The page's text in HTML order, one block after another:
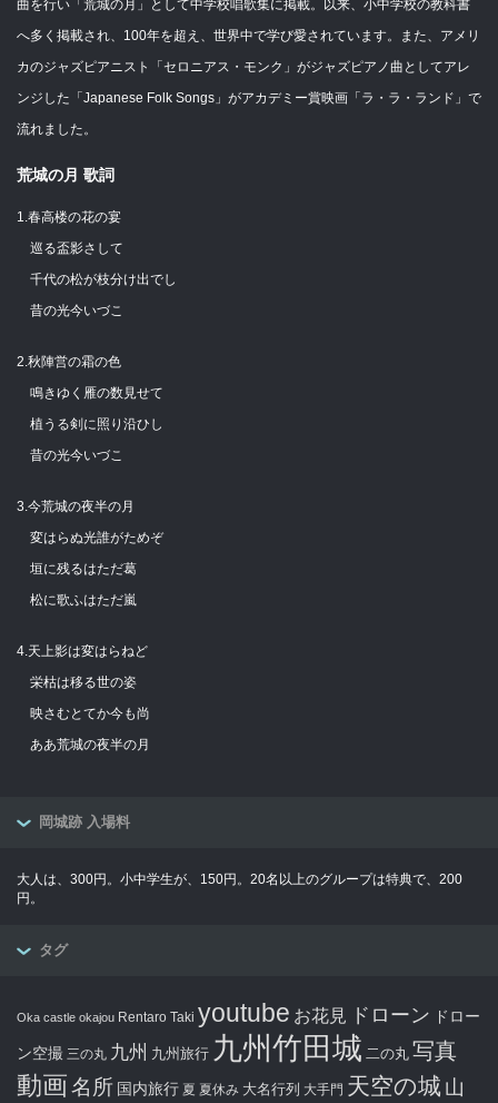
曲を行い「荒城の月」として中学校唱歌集に掲載。以来、小中学校の教科書
へ多く掲載され、100年を超え、世界中で学び愛されています。また、アメリ
カのジャズピアニスト「セロニアス・モンク」がジャズピアノ曲としてアレ
ンジした「Japanese Folk Songs」がアカデミー賞映画「ラ・ラ・ランド」で
流れました。
荒城の月 歌詞
1.春高楼の花の宴
巡る盃影さして
千代の松が枝分け出でし
昔の光今いづこ
2.秋陣営の霜の色
鳴きゆく雁の数見せて
植うる剣に照り沿ひし
昔の光今いづこ
3.今荒城の夜半の月
変はらぬ光誰がためぞ
垣に残るはただ葛
松に歌ふはただ嵐
4.天上影は変はらねど
栄枯は移る世の姿
映さむとてか今も尚
ああ荒城の夜半の月
岡城跡 入場料
大人は、300円。小中学生が、150円。20名以上のグループは特典で、200
円。
タグ
Oka castle okajou Rentaro Taki youtube お花見 ドローン ドロー
ン空撮 三の丸 九州 九州旅行 九州竹田城 二の丸 写真
動画名所 国内旅行 夏 夏休み 大名行列 大手門 天空の城 山